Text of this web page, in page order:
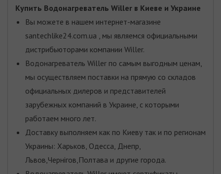
Купить Водонагреватель Willer в Киеве и Украине
Вы можете в нашем интернет-магазине
santechlike24.com.ua , мы являемся официальными
дистрибьюторами компании Willer.
Водонагреватель Willer по самым выгодным ценам,
мы осуществляем поставки на прямую со складов
официальных дилеров и представителей
зарубежных компаний в Украине, с которыми
работаем много лет.
Доставку выполняем как по Киеву так и по регионам
Украины: Харьков, Одесса, Днепр,
Львов,Чернігов,Полтава и другие города.